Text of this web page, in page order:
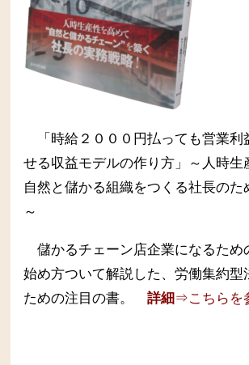
「時給２０００円払っても営業利
せる収益モデルの作り方」～人時生
自然と儲かる組織をつくる社長のた
～
儲かるチェーン店企業になるため
始め方ついて解説した、労働集約型
ための注目の書。
詳細⇒こちらを